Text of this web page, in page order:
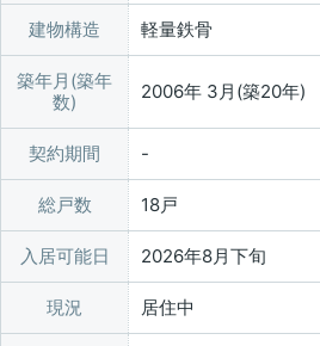
建物構造 軽量鉄骨
築年月(築年
数)
2006年 3月(築20年)
契約期間
総戸数 18戸
入居可能日 2026年8月下旬
現況 居住中